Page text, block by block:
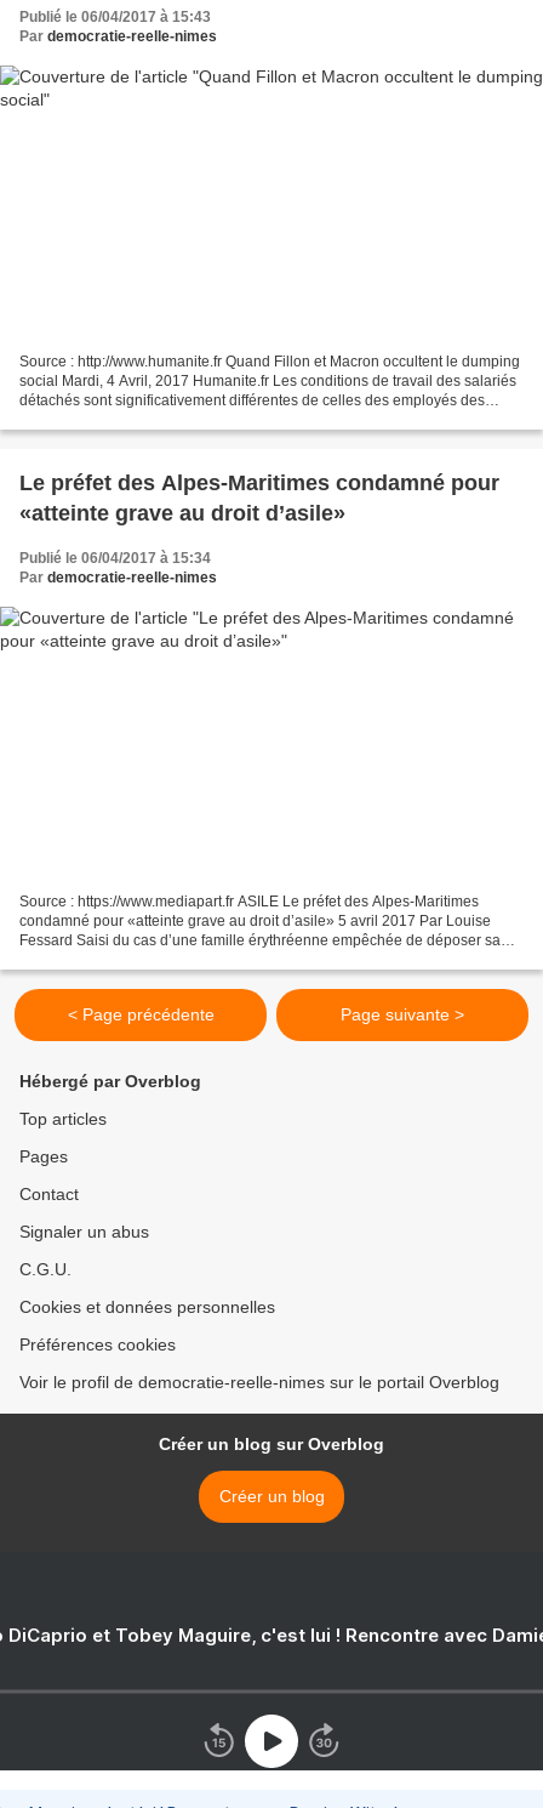
Publié le 06/04/2017 à 15:43
Par democratie-reelle-nimes
Source : http://www.humanite.fr Quand Fillon et Macron occultent le dumping
social Mardi, 4 Avril, 2017 Humanite.fr Les conditions de travail des salariés
détachés sont significativement différentes de celles des employés des
Le préfet des Alpes-Maritimes condamné pour
«atteinte grave au droit d’asile»
Publié le 06/04/2017 à 15:34
Par democratie-reelle-nimes
Source : https://www.mediapart.fr ASILE Le préfet des Alpes-Maritimes
condamné pour «atteinte grave au droit d’asile» 5 avril 2017 Par Louise
Fessard Saisi du cas d’une famille érythréenne empêchée de déposer sa
< Page précédente Page suivante >
Hébergé par Overblog
Top articles
Pages
Contact
Signaler un abus
C.G.U.
Cookies et données personnelles
Préférences cookies
Voir le profil de democratie-reelle-nimes sur le portail Overblog
Créer un blog sur Overblog
Créer un blog
DiCaprio et Tobey Maguire, c'est lui ! Rencontre avec